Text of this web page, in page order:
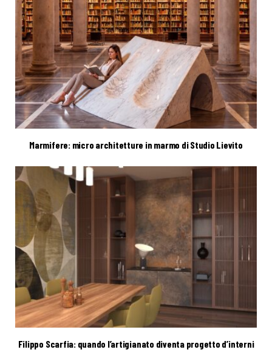
Marmifere: micro architetture in marmo di Studio Lievito
Filippo Scarfia: quando l’artigianato diventa progetto d’interni